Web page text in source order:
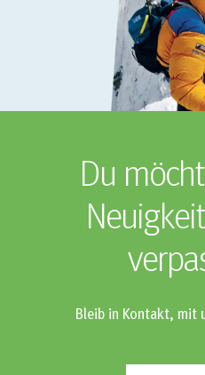
Du
Bleib in Kontakt, mit